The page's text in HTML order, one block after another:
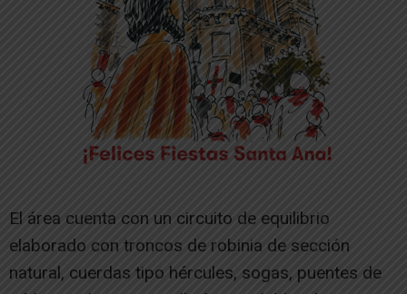
El área cuenta con un circuito de equilibrio
elaborado con troncos de robinia de sección
natural, cuerdas tipo hércules, sogas, puentes de